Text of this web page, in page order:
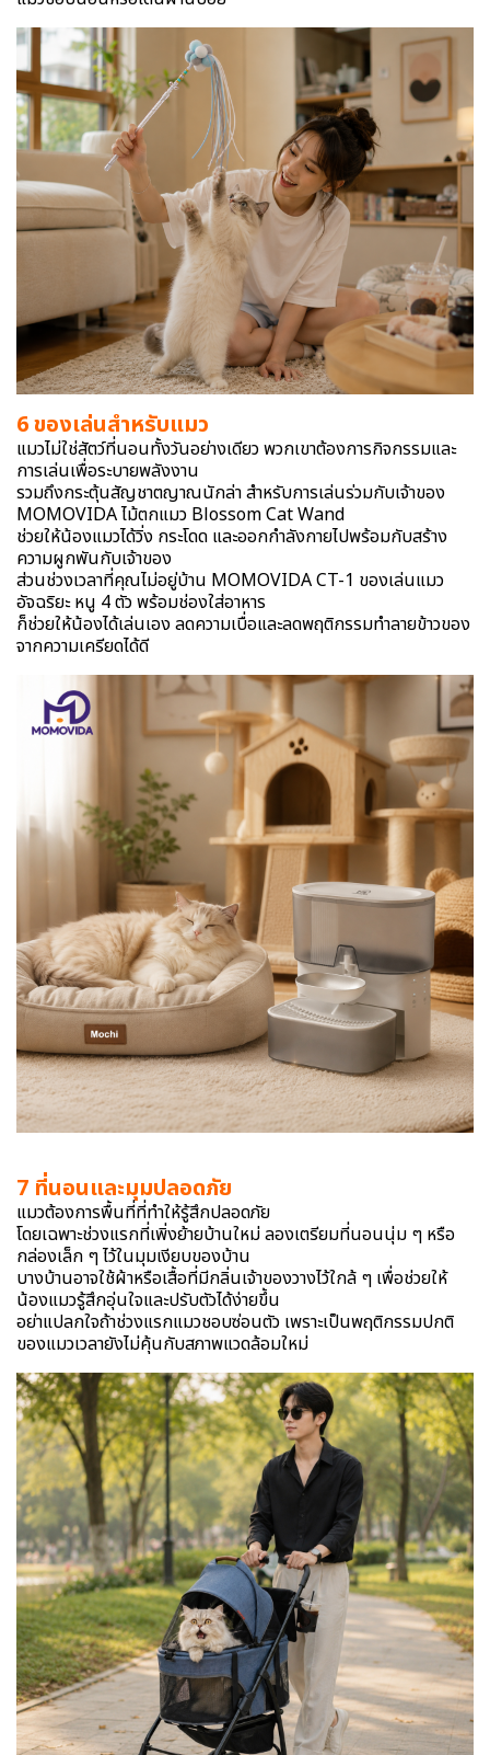
6 ของเล่นสำหรับแมว
แมวไม่ใช่สัตว์ที่นอนทั้งวันอย่างเดียว พวกเขาต้องการกิจกรรมและ
การเล่นเพื่อระบายพลังงาน
รวมถึงกระตุ้นสัญชาตญาณนักล่า สำหรับการเล่นร่วมกับเจ้าของ
MOMOVIDA ไม้ตกแมว Blossom Cat Wand
ช่วยให้น้องแมวได้วิ่ง กระโดด และออกกำลังกายไปพร้อมกับสร้าง
ความผูกพันกับเจ้าของ
ส่วนช่วงเวลาที่คุณไม่อยู่บ้าน MOMOVIDA CT-1 ของเล่นแมว
อัจฉริยะ หนู 4 ตัว พร้อมช่องใส่อาหาร
ก็ช่วยให้น้องได้เล่นเอง ลดความเบื่อและลดพฤติกรรมทำลายข้าวของ
จากความเครียดได้ดี
7 ที่นอนและมุมปลอดภัย
แมวต้องการพื้นที่ที่ทำให้รู้สึกปลอดภัย
โดยเฉพาะช่วงแรกที่เพิ่งย้ายบ้านใหม่ ลองเตรียมที่นอนนุ่ม ๆ หรือ
กล่องเล็ก ๆ ไว้ในมุมเงียบของบ้าน
บางบ้านอาจใช้ผ้าหรือเสื้อที่มีกลิ่นเจ้าของวางไว้ใกล้ ๆ เพื่อช่วยให้
น้องแมวรู้สึกอุ่นใจและปรับตัวได้ง่ายขึ้น
อย่าแปลกใจถ้าช่วงแรกแมวชอบซ่อนตัว เพราะเป็นพฤติกรรมปกติ
ของแมวเวลายังไม่คุ้นกับสภาพแวดล้อมใหม่